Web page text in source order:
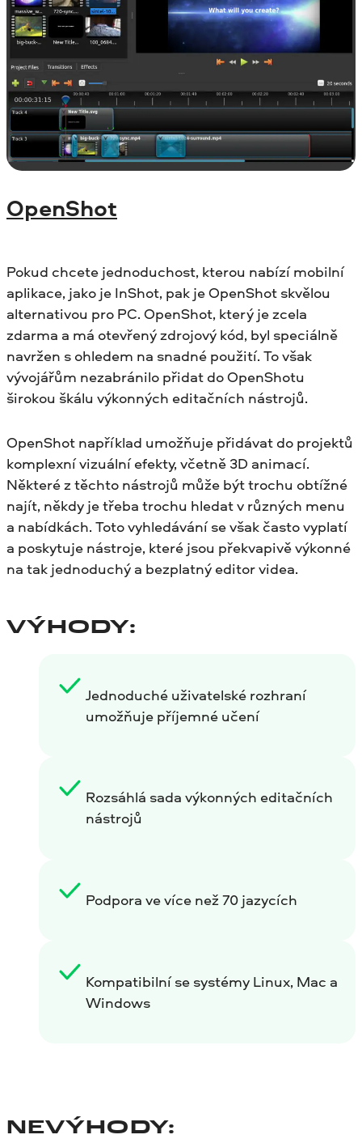
OpenShot
Pokud chcete jednoduchost, kterou nabízí mobilní
aplikace, jako je InShot, pak je OpenShot skvělou
alternativou pro PC. OpenShot, který je zcela
zdarma a má otevřený zdrojový kód, byl speciálně
navržen s ohledem na snadné použití. To však
vývojářům nezabránilo přidat do OpenShotu
širokou škálu výkonných editačních nástrojů.
OpenShot například umožňuje přidávat do projektů
komplexní vizuální efekty, včetně 3D animací.
Některé z těchto nástrojů může být trochu obtížné
najít, někdy je třeba trochu hledat v různých menu
a nabídkách. Toto vyhledávání se však často vyplatí
a poskytuje nástroje, které jsou překvapivě výkonné
na tak jednoduchý a bezplatný editor videa.
VÝHODY:
Jednoduché uživatelské rozhraní
umožňuje příjemné učení
Rozsáhlá sada výkonných editačních
nástrojů
Podpora ve více než 70 jazycích
Kompatibilní se systémy Linux, Mac a
Windows
NEVÝHODY: